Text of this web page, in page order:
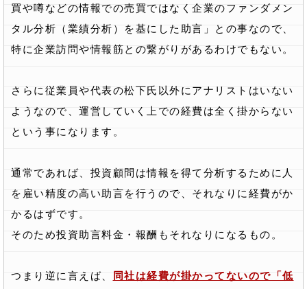
買や噂などの情報での売買ではなく企業のファンダメン
タル分析（業績分析）を基にした助言」との事なので、
特に企業訪問や情報筋との繋がりがあるわけでもない。
さらに従業員や代表の松下氏以外にアナリストはいない
ようなので、運営していく上での経費は全く掛からない
という事になります。
通常であれば、投資顧問は情報を得て分析するために人
を雇い精度の高い助言を行うので、それなりに経費がか
かるはずです。
そのため投資助言料金・報酬もそれなりになるもの。
つまり逆に言えば、
同社は経費が掛かってないので「低